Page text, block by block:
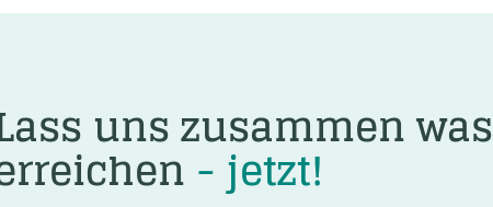
uns zusammen was
- jetzt!